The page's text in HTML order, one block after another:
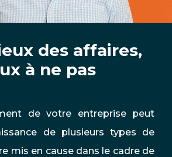
des affaires,
à ne pas
de votre entreprise peut
de plusieurs types de
mis en cause dans le cadre de